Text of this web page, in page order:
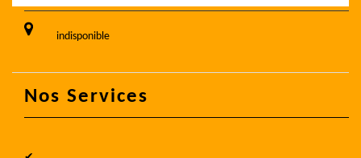
indisponible
Nos Services